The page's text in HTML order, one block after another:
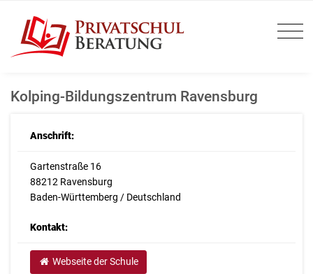
Kolping-Bildungszentrum Ravensburg
Anschrift:
Gartenstraße 16
88212 Ravensburg
Baden-Württemberg / Deutschland
Kontakt:
Webseite der Schule